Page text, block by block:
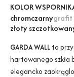
KOLOR
chromczarnygrafit
złoty
GARDA WALL to
hartowanego szkła
elegancko